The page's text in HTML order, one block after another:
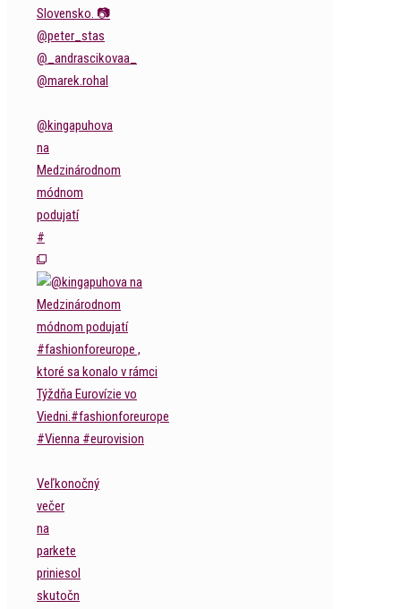
@kingapuhova
na
Medzinárodnom
módnom
podujatí
#
Veľkonočný
večer
na
parkete
priniesol
skutočn